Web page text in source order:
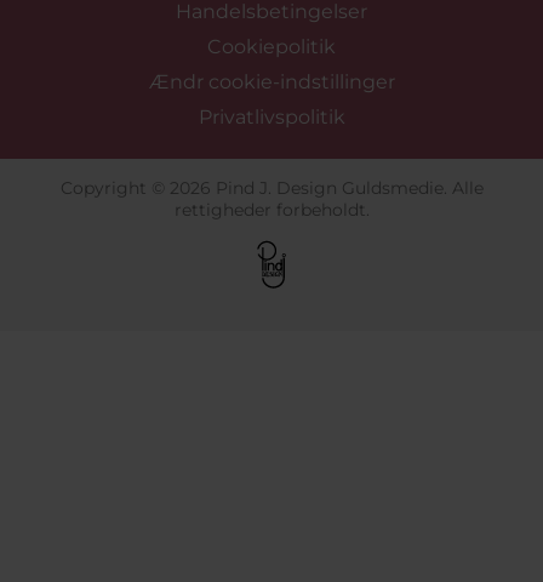
Handelsbetingelser
Cookiepolitik
Ændr cookie-indstillinger
Privatlivspolitik
Copyright © 2026 Pind J. Design Guldsmedie. Alle
rettigheder forbeholdt.